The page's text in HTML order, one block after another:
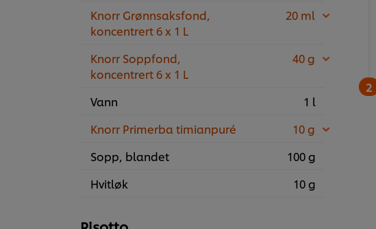
Knorr Grønnsaksfond,
koncentrert 6 x 1 L
20 ml
Knorr Soppfond,
koncentrert 6 x 1 L
40 g
Vann
1 l
Knorr Primerba timianpuré
10 g
Sopp, blandet
100 g
Hvitløk
10 g